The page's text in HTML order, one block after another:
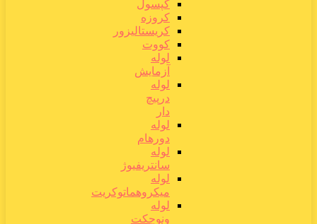
کپسول
کروزه
کریستالیزور
کووت
لوله
آزمایش
لوله
درپیچ
دار
لوله
دورهام
لوله
سانتریفیوژ
لوله
میکروهماتوکریت
لوله
ونوجکت